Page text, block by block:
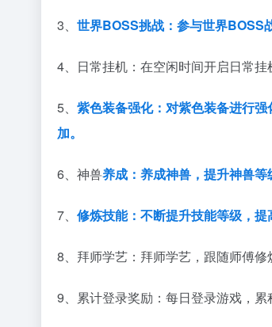
3、 世界BOSS挑战：参与世界BOSS
4、日常挂机：在空闲时间开启日常
5、 紫色装备强化：对紫色装备进行
加。
6、神兽养成：养成神兽，提升神兽等
7、 修炼技能：不断提升技能等级，
8、拜师学艺：拜师学艺，跟随师傅
9、累计登录奖励：每日登录游戏，